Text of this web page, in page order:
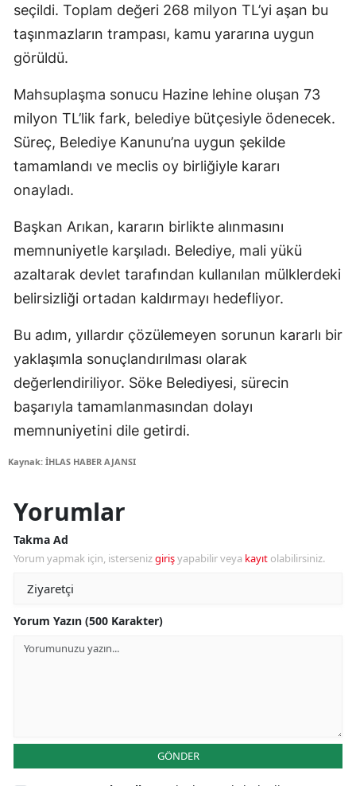
seçildi. Toplam değeri 268 milyon TL’yi aşan bu
taşınmazların trampası, kamu yararına uygun
görüldü.
Mahsuplaşma sonucu Hazine lehine oluşan 73
milyon TL’lik fark, belediye bütçesiyle ödenecek.
Süreç, Belediye Kanunu’na uygun şekilde
tamamlandı ve meclis oy birliğiyle kararı
onayladı.
Başkan Arıkan, kararın birlikte alınmasını
memnuniyetle karşıladı. Belediye, mali yükü
azaltarak devlet tarafından kullanılan mülklerdeki
belirsizliği ortadan kaldırmayı hedefliyor.
Bu adım, yıllardır çözülemeyen sorunun kararlı bir
yaklaşımla sonuçlandırılması olarak
değerlendiriliyor. Söke Belediyesi, sürecin
başarıyla tamamlanmasından dolayı
memnuniyetini dile getirdi.
Kaynak: İHLAS HABER AJANSI
Yorumlar
Takma Ad
Yorum yapmak için, istersenizgirişyapabilir veya kayıt olabilirsiniz.
Yorum Yazın (500 Karakter)
GÖNDER